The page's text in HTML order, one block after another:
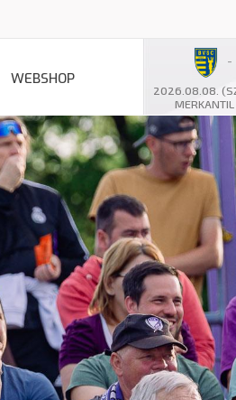
-
2026.08.08.
WEBSHOP